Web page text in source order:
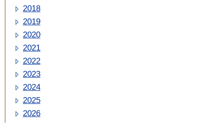
2018
2019
2020
2021
2022
2023
2024
2025
2026